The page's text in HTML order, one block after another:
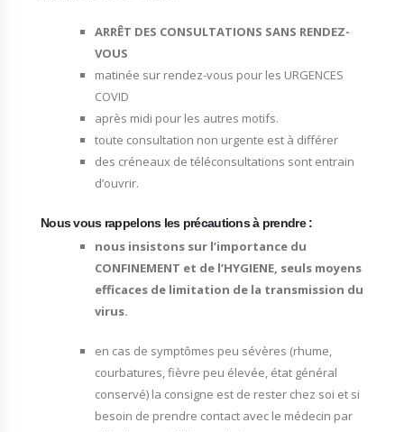
ARRÊT DES CONSULTATIONS SANS RENDEZ-
VOUS
matinée sur rendez-vous pour les URGENCES
COVID
après midi pour les autres motifs.
toute consultation non urgente est à différer
des créneaux de téléconsultations sont entrain
d’ouvrir.
Nous vous rappelons les précautions à prendre :
nous insistons sur l’importance du
CONFINEMENT et de l’HYGIENE, seuls moyens
efficaces de limitation de la transmission du
virus.
en cas de symptômes peu sévères (rhume,
courbatures, fièvre peu élevée, état général
conservé) la consigne est de rester chez soi et si
besoin de prendre contact avec le médecin par